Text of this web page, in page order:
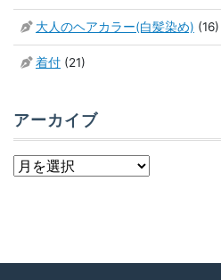
大人のヘアカラー(白髪染め) (16)
着付 (21)
アーカイブ
ア